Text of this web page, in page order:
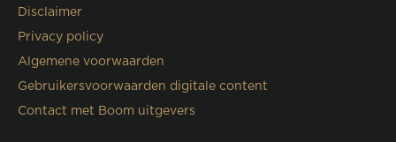
Disclaimer
Privacy policy
Algemene voorwaarden
Gebruikersvoorwaarden digitale content
Contact met Boom uitgevers